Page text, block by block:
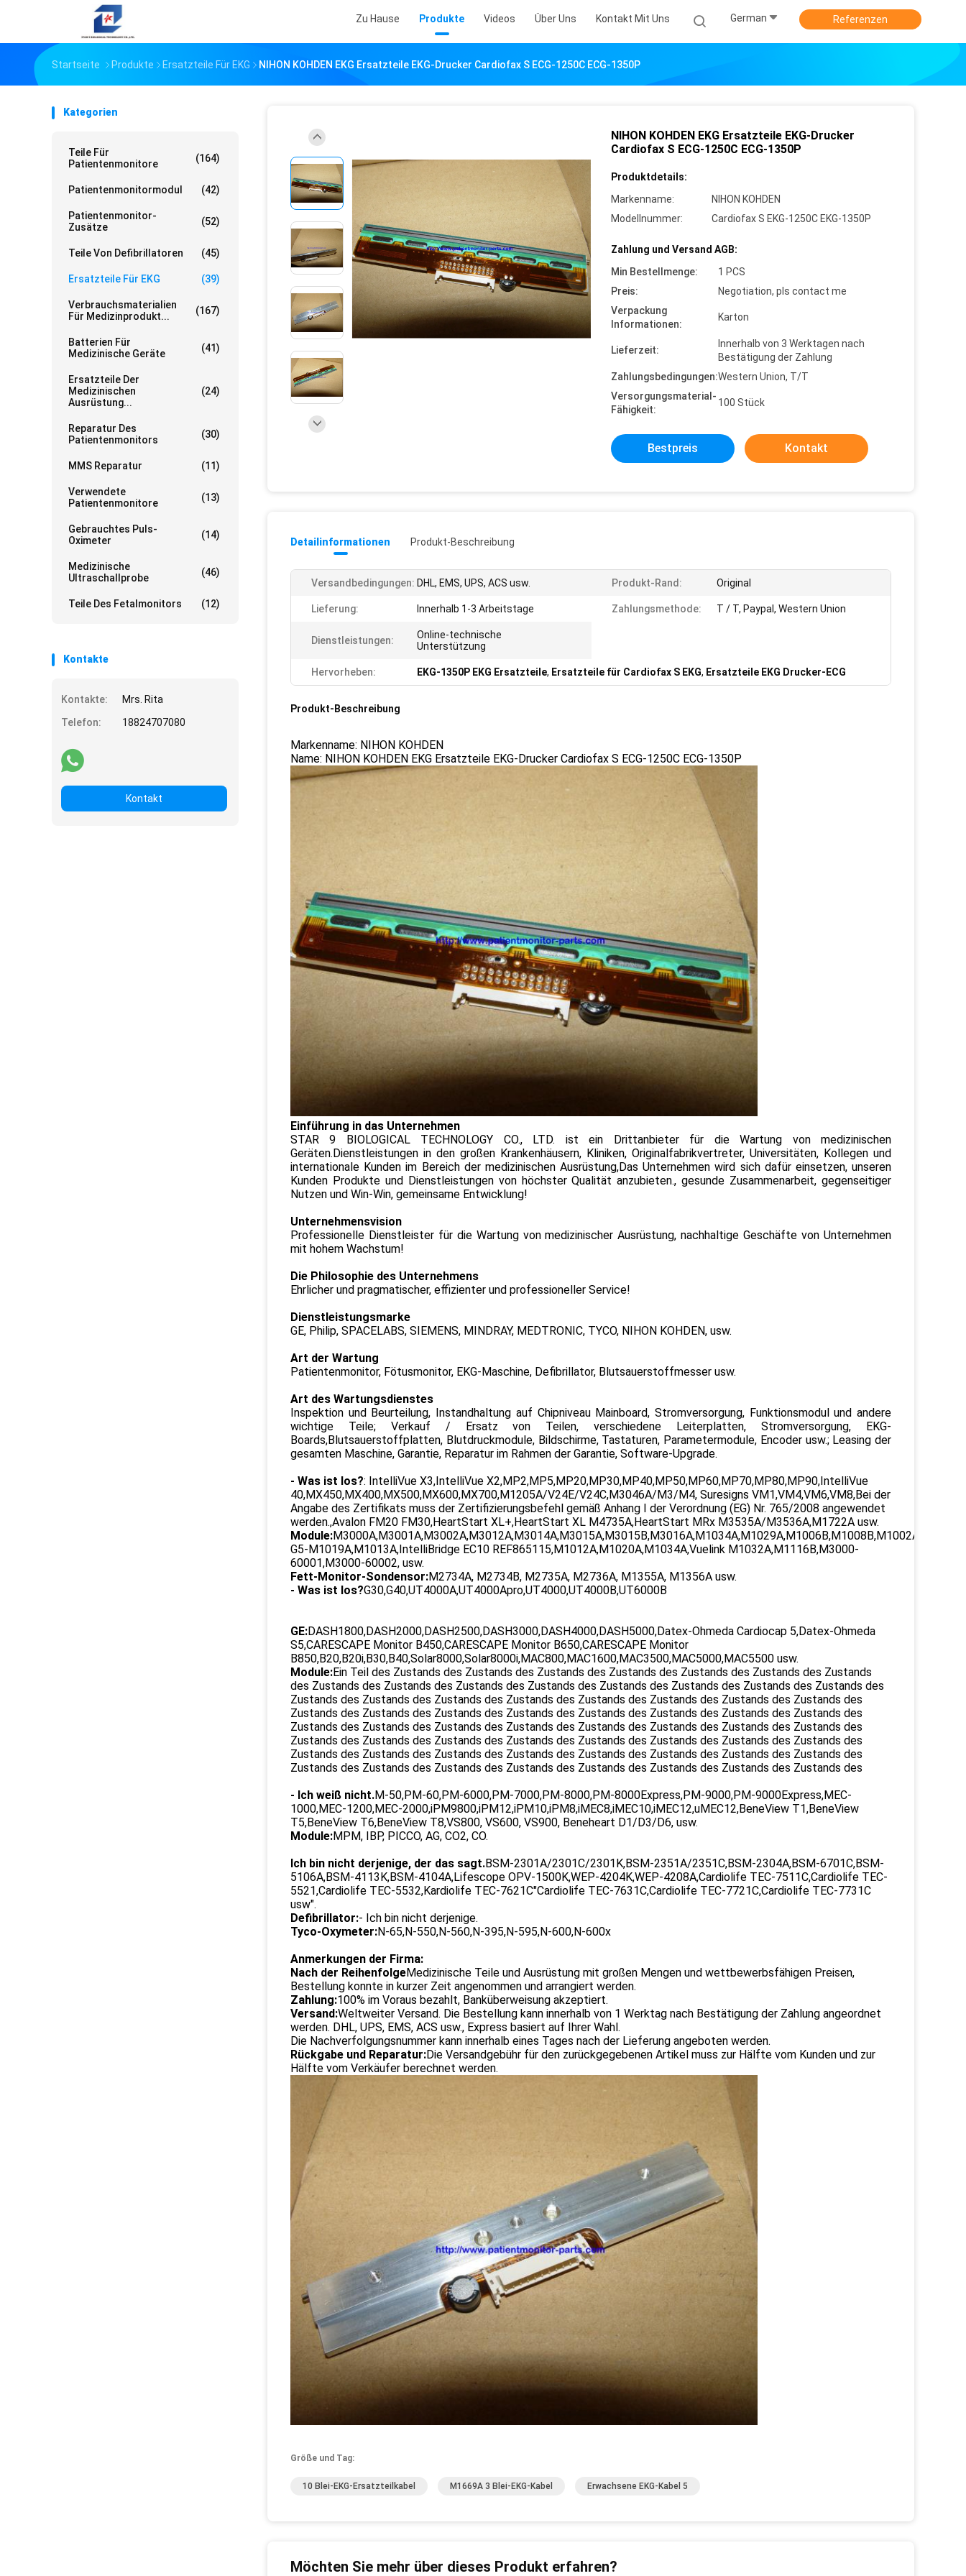
Zu Hause Produkte Videos Über Uns Kontakt Mit Uns German Referenzen
Startseite Produkte Ersatzteile Für EKG NIHON KOHDEN EKG Ersatzteile EKG-Drucker Cardiofax S ECG-1250C ECG-1350P
Kategorien
Teile Für
Patientenmonitore
(164)
Patientenmonitormodul (42)
Patientenmonitor-
Zusätze
(52)
Teile Von Defibrillatoren (45)
Ersatzteile Für EKG (39)
Verbrauchsmaterialien
Für Medizinprodukt...
(167)
Batterien Für
Medizinische Geräte
(41)
Ersatzteile Der
Medizinischen
Ausrüstung...
(24)
Reparatur Des
Patientenmonitors
(30)
MMS Reparatur (11)
Verwendete
Patientenmonitore
(13)
Gebrauchtes Puls-
Oximeter
(14)
Medizinische
Ultraschallprobe
(46)
Teile Des Fetalmonitors (12)
Kontakte
Kontakte:
Mrs. Rita
Telefon:
18824707080
Kontakt
NIHON KOHDEN EKG Ersatzteile EKG-Drucker
Cardiofax S ECG-1250C ECG-1350P
Produktdetails:
Markenname:
NIHON KOHDEN
Modellnummer:
Cardiofax S EKG-1250C EKG-1350P
Zahlung und Versand AGB:
Min Bestellmenge:
1 PCS
Preis:
Negotiation, pls contact me
Verpackung
Informationen:
Karton
Lieferzeit:
Innerhalb von 3 Werktagen nach
Bestätigung der Zahlung
Zahlungsbedingungen:Western Union, T/T
Versorgungsmaterial-
Fähigkeit:
100 Stück
Bestpreis Kontakt
Detailinformationen Produkt-Beschreibung
Versandbedingungen: DHL, EMS, UPS, ACS usw. Produkt-Rand: Original
Lieferung: Innerhalb 1-3 Arbeitstage Zahlungsmethode: T / T, Paypal, Western Union
Dienstleistungen:
Online-technische
Unterstützung
Hervorheben: EKG-1350P EKG Ersatzteile, Ersatzteile für Cardiofax S EKG, Ersatzteile EKG Drucker-ECG
Produkt-Beschreibung
Markenname: NIHON KOHDEN
Name: NIHON KOHDEN EKG Ersatzteile EKG-Drucker Cardiofax S ECG-1250C ECG-1350P
Einführung in das Unternehmen
STAR 9 BIOLOGICAL TECHNOLOGY CO., LTD. ist ein Drittanbieter für die Wartung von medizinischen
Geräten.Dienstleistungen in den großen Krankenhäusern, Kliniken, Originalfabrikvertreter, Universitäten, Kollegen und
internationale Kunden im Bereich der medizinischen Ausrüstung,Das Unternehmen wird sich dafür einsetzen, unseren
Kunden Produkte und Dienstleistungen von höchster Qualität anzubieten., gesunde Zusammenarbeit, gegenseitiger
Nutzen und Win-Win, gemeinsame Entwicklung!
Unternehmensvision
Professionelle Dienstleister für die Wartung von medizinischer Ausrüstung, nachhaltige Geschäfte von Unternehmen
mit hohem Wachstum!
Die Philosophie des Unternehmens
Ehrlicher und pragmatischer, effizienter und professioneller Service!
Dienstleistungsmarke
GE, Philip, SPACELABS, SIEMENS, MINDRAY, MEDTRONIC, TYCO, NIHON KOHDEN, usw.
Art der Wartung
Patientenmonitor, Fötusmonitor, EKG-Maschine, Defibrillator, Blutsauerstoffmesser usw.
Art des Wartungsdienstes
Inspektion und Beurteilung, Instandhaltung auf Chipniveau Mainboard, Stromversorgung, Funktionsmodul und andere
wichtige Teile; Verkauf / Ersatz von Teilen, verschiedene Leiterplatten, Stromversorgung, EKG-
Boards,Blutsauerstoffplatten, Blutdruckmodule, Bildschirme, Tastaturen, Parametermodule, Encoder usw.; Leasing der
gesamten Maschine, Garantie, Reparatur im Rahmen der Garantie, Software-Upgrade.
- Was ist los?: IntelliVue X3,IntelliVue X2,MP2,MP5,MP20,MP30,MP40,MP50,MP60,MP70,MP80,MP90,IntelliVue
40,MX450,MX400,MX500,MX600,MX700,M1205A/V24E/V24C,M3046A/M3/M4, Suresigns VM1,VM4,VM6,VM8,Bei der
Angabe des Zertifikats muss der Zertifizierungsbefehl gemäß Anhang I der Verordnung (EG) Nr. 765/2008 angewendet
werden.,Avalon FM20 FM30,HeartStart XL+,HeartStart XL M4735A,HeartStart MRx M3535A/M3536A,M1722A usw.
Module:
G5-M1019A,M1013A,IntelliBridge EC10 REF865115,M1012A,M1020A,M1034A,Vuelink M1032A,M1116B,M3000-
60001,M3000-60002, usw.
Fett-Monitor-Sondensor:M2734A, M2734B, M2735A, M2736A, M1355A, M1356A usw.
- Was ist los?G30,G40,UT4000A,UT4000Apro,UT4000,UT4000B,UT6000B
GE:DASH1800,DASH2000,DASH2500,DASH3000,DASH4000,DASH5000,Datex-Ohmeda Cardiocap 5,Datex-Ohmeda
S5,CARESCAPE Monitor B450,CARESCAPE Monitor B650,CARESCAPE Monitor
B850,B20,B20i,B30,B40,Solar8000,Solar8000i,MAC800,MAC1600,MAC3500,MAC5000,MAC5500 usw.
Module:Ein Teil des Zustands des Zustands des Zustands des Zustands des Zustands des Zustands des Zustands
des Zustands des Zustands des Zustands des Zustands des Zustands des Zustands des Zustands des Zustands des
Zustands des Zustands des Zustands des Zustands des Zustands des Zustands des Zustands des Zustands des
Zustands des Zustands des Zustands des Zustands des Zustands des Zustands des Zustands des Zustands des
Zustands des Zustands des Zustands des Zustands des Zustands des Zustands des Zustands des Zustands des
Zustands des Zustands des Zustands des Zustands des Zustands des Zustands des Zustands des Zustands des
Zustands des Zustands des Zustands des Zustands des Zustands des Zustands des Zustands des Zustands des
Zustands des Zustands des Zustands des Zustands des Zustands des Zustands des Zustands des Zustands des
- Ich weiß nicht.M-50,PM-60,PM-6000,PM-7000,PM-8000,PM-8000Express,PM-9000,PM-9000Express,MEC-
1000,MEC-1200,MEC-2000,iPM9800,iPM12,iPM10,iPM8,iMEC8,iMEC10,iMEC12,uMEC12,BeneView T1,BeneView
T5,BeneView T6,BeneView T8,VS800, VS600, VS900, Beneheart D1/D3/D6, usw.
Module:MPM, IBP, PICCO, AG, CO2, CO.
Ich bin nicht derjenige, der das sagt.BSM-2301A/2301C/2301K,BSM-2351A/2351C,BSM-2304A,BSM-6701C,BSM-
5106A,BSM-4113K,BSM-4104A,Lifescope OPV-1500K,WEP-4204K,WEP-4208A,Cardiolife TEC-7511C,Cardiolife TEC-
5521,Cardiolife TEC-5532,Kardiolife TEC-7621C"Cardiolife TEC-7631C,Cardiolife TEC-7721C,Cardiolife TEC-7731C
usw".
Defibrillator:- Ich bin nicht derjenige.
Tyco-Oxymeter:N-65,N-550,N-560,N-395,N-595,N-600,N-600x
Anmerkungen der Firma:
Nach der ReihenfolgeMedizinische Teile und Ausrüstung mit großen Mengen und wettbewerbsfähigen Preisen,
Bestellung konnte in kurzer Zeit angenommen und arrangiert werden.
Zahlung:100% im Voraus bezahlt, Banküberweisung akzeptiert.
Versand:Weltweiter Versand. Die Bestellung kann innerhalb von 1 Werktag nach Bestätigung der Zahlung angeordnet
werden. DHL, UPS, EMS, ACS usw., Express basiert auf Ihrer Wahl.
Die Nachverfolgungsnummer kann innerhalb eines Tages nach der Lieferung angeboten werden.
Rückgabe und Reparatur:Die Versandgebühr für den zurückgegebenen Artikel muss zur Hälfte vom Kunden und zur
Hälfte vom Verkäufer berechnet werden.
Größe und Tag:
10 Blei-EKG-Ersatzteilkabel M1669A 3 Blei-EKG-Kabel Erwachsene EKG-Kabel 5
Möchten Sie mehr über dieses Produkt erfahren?